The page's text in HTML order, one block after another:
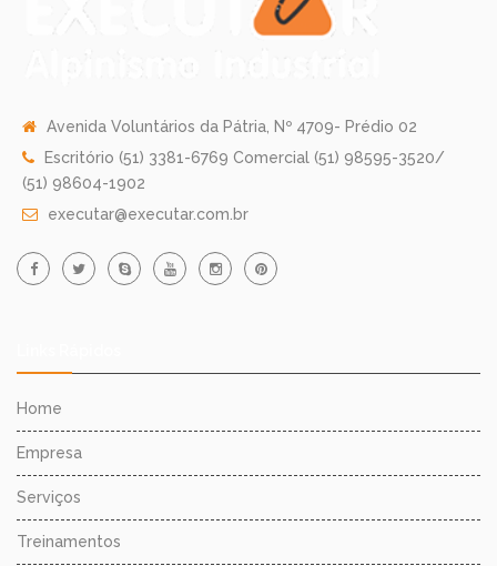
Avenida Voluntários da Pátria, Nº 4709- Prédio 02
Escritório (51) 3381-6769 Comercial (51) 98595-3520/
(51) 98604-1902
executar@executar.com.br
Home
Empresa
Serviços
Treinamentos